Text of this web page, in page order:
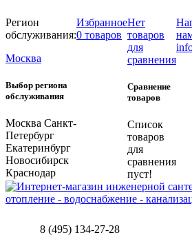
Регион
обслуживания:
Москва
Выбор региона
обслуживания
Москва Санкт-
Петербург
Екатеринбург
Новосибирск
Краснодар
Избранное
0 товаров
Нет
товаров
для
сравнения
Сравнение
товаров
Список
товаров
для
сравнения
пуст!
отопление - водоснабжение -
8 (495) 134-27-28